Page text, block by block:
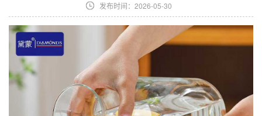
发布时间：2026-05-30